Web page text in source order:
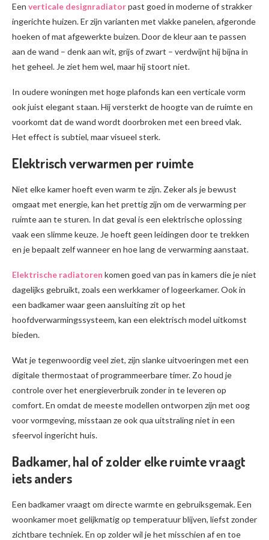
Een verticale designradiatorpast goed in moderne of strakker
ingerichte huizen. Er zijn varianten met vlakke panelen, afgeronde
hoeken of mat afgewerkte buizen. Door de kleur aan te passen
aan de wand – denk aan wit, grijs of zwart – verdwijnt hij bijna in
het geheel. Je ziet hem wel, maar hij stoort niet.
In oudere woningen met hoge plafonds kan een verticale vorm
ook juist elegant staan. Hij versterkt de hoogte van de ruimte en
voorkomt dat de wand wordt doorbroken met een breed vlak.
Het effect is subtiel, maar visueel sterk.
Elektrisch verwarmen per ruimte
Niet elke kamer hoeft even warm te zijn. Zeker als je bewust
omgaat met energie, kan het prettig zijn om de verwarming per
ruimte aan te sturen. In dat geval is een elektrische oplossing
vaak een slimme keuze. Je hoeft geen leidingen door te trekken
en je bepaalt zelf wanneer en hoe lang de verwarming aanstaat.
Elektrische radiatoren komen goed van pas in kamers die je niet
dagelijks gebruikt, zoals een werkkamer of logeerkamer. Ook in
een badkamer waar geen aansluiting zit op het
hoofdverwarmingssysteem, kan een elektrisch model uitkomst
bieden.
Wat je tegenwoordig veel ziet, zijn slanke uitvoeringen met een
digitale thermostaat of programmeerbare timer. Zo houd je
controle over het energieverbruik zonder in te leveren op
comfort. En omdat de meeste modellen ontworpen zijn met oog
voor vormgeving, misstaan ze ook qua uitstraling niet in een
sfeervol ingericht huis.
Badkamer, hal of zolder elke ruimte vraagt
iets anders
Een badkamer vraagt om directe warmte en gebruiksgemak. Een
woonkamer moet gelijkmatig op temperatuur blijven, liefst zonder
zichtbare techniek. En op zolder wil je het misschien af en toe